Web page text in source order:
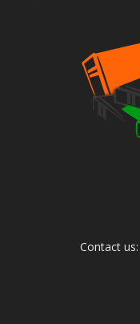
Contact us: